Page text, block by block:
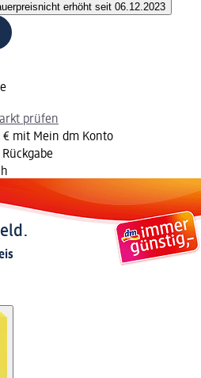
nicht erhöht seit 06.12.2023
prüfen
€ mit Mein dm Konto